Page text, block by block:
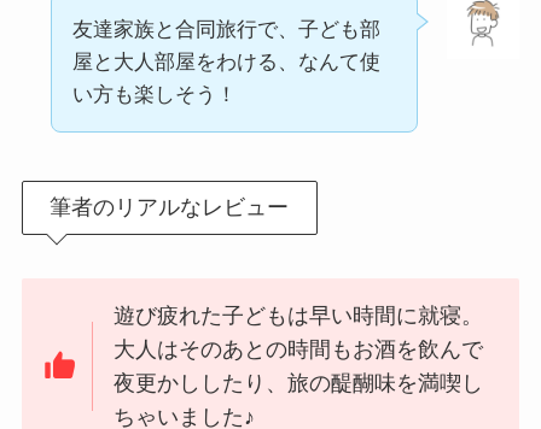
友達家族と合同旅行で、子ども部
屋と大人部屋をわける、なんて使
い方も楽しそう！
筆者のリアルなレビュー
遊び疲れた子どもは早い時間に就寝。
大人はそのあとの時間もお酒を飲んで
夜更かししたり、旅の醍醐味を満喫し
ちゃいました♪